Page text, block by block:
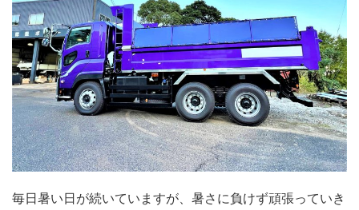
毎日暑い日が続いていますが、暑さに負けず頑張っていき